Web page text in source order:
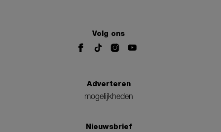
Volg ons
Adverteren
mogelijkheden
Nieuwsbrief